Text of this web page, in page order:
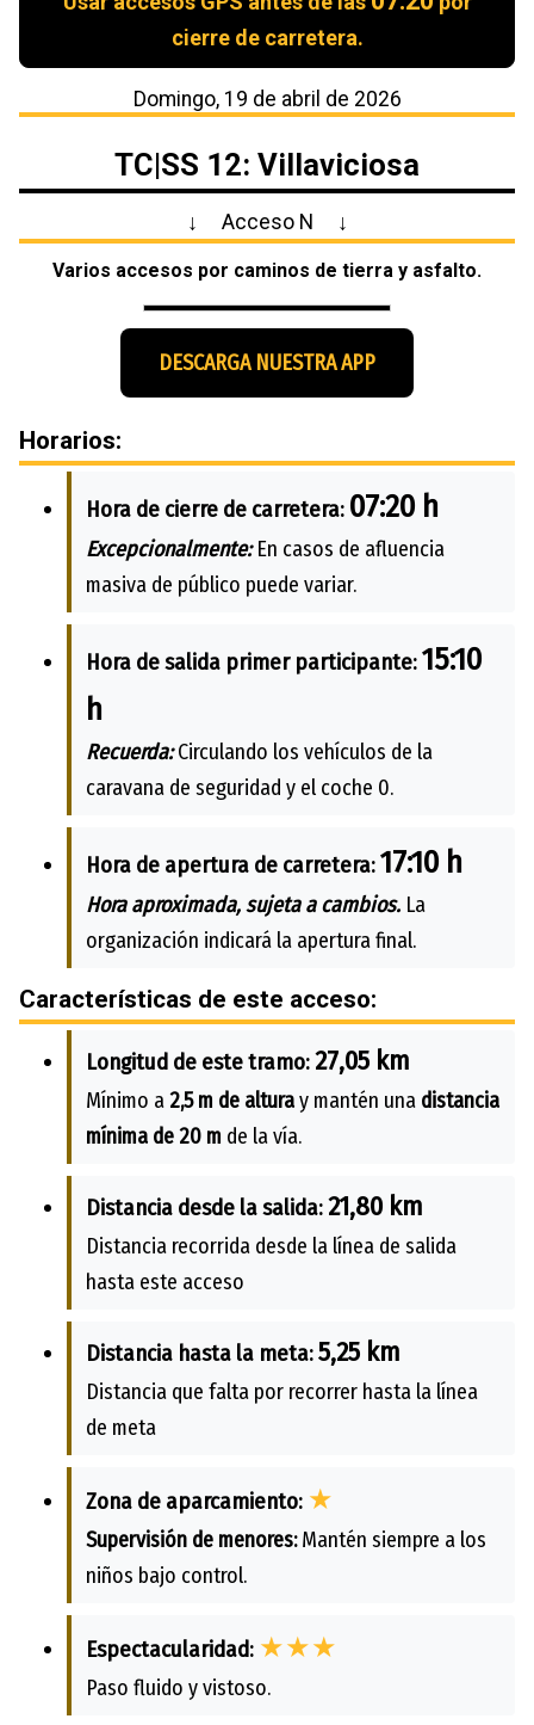
cierre de carretera.
Domingo, 19 de abril de 2026
TC|SS 12: Villaviciosa
↓ Acceso N ↓
Varios accesos por caminos de tierra y asfalto.
DESCARGA NUESTRA APP
Horarios:
Hora de cierre de carretera: 07:20 h
Excepcionalmente:En casos de afluencia
masiva de público puede variar.
Hora de salida primer participante:15:10
h
Recuerda:Circulando los vehículos de la
caravana de seguridad y el coche 0.
Hora de apertura de carretera:17:10 h
Hora aproximada, sujeta a cambios. La
organización indicará la apertura final.
Características de este acceso:
Longitud de este tramo:27,05 km
Mínimo a2,5 m de alturay mantén una distancia
mínima de 20 m de la vía.
Distancia desde la salida:21,80 km
Distancia recorrida desde la línea de salida
hasta este acceso
Distancia hasta la meta:5,25 km
Distancia que falta por recorrer hasta la línea
de meta
Zona de aparcamiento: ★
Supervisión de menores:Mantén siempre a los
niños bajo control.
Espectacularidad: ★★★
Paso fluido y vistoso.